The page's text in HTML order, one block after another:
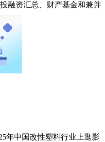
融资汇总、财产基金和兼并
年中国改性塑料行业上逛影